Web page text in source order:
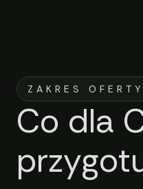
ZAKRES OFERTY
Co dla